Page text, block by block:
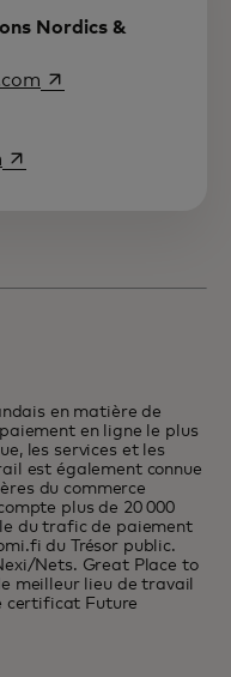
Nordics &
s’ouvre dans un
s’ouvre dans un nouvel
en matière de
en ligne le plus
les services et les
est également connue
du commerce
plus de 20 000
du trafic de paiement
du Trésor public.
Nets. Great Place to
meilleur lieu de travail
certificat Future